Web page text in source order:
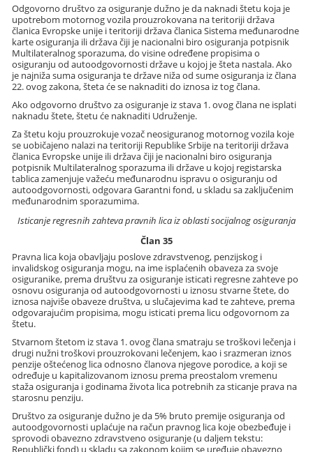
Odgovorno društvo za osiguranje dužno je da naknadi štetu koja je
upotrebom motornog vozila prouzrokovana na teritoriji država
članica Evropske unije i teritoriji država članica Sistema međunarodne
karte osiguranja ili država čiji je nacionalni biro osiguranja potpisnik
Multilateralnog sporazuma, do visine određene propisima o
osiguranju od autoodgovornosti države u kojoj je šteta nastala. Ako
je najniža suma osiguranja te države niža od sume osiguranja iz člana
22. ovog zakona, šteta će se naknaditi do iznosa iz tog člana.
Ako odgovorno društvo za osiguranje iz stava 1. ovog člana ne isplati
naknadu štete, štetu će naknaditi Udruženje.
Za štetu koju prouzrokuje vozač neosiguranog motornog vozila koje
se uobičajeno nalazi na teritoriji Republike Srbije na teritoriji država
članica Evropske unije ili država čiji je nacionalni biro osiguranja
potpisnik Multilateralnog sporazuma ili države u kojoj registarska
tablica zamenjuje važeću međunarodnu ispravu o osiguranju od
autoodgovornosti, odgovara Garantni fond, u skladu sa zaključenim
međunarodnim sporazumima.
Isticanje regresnih zahteva pravnih lica iz oblasti socijalnog osiguranja
Član 35
Pravna lica koja obavljaju poslove zdravstvenog, penzijskog i
invalidskog osiguranja mogu, na ime isplaćenih obaveza za svoje
osiguranike, prema društvu za osiguranje isticati regresne zahteve po
osnovu osiguranja od autoodgovornosti u iznosu stvarne štete, do
iznosa najviše obaveze društva, u slučajevima kad te zahteve, prema
odgovarajućim propisima, mogu isticati prema licu odgovornom za
štetu.
Stvarnom štetom iz stava 1. ovog člana smatraju se troškovi lečenja i
drugi nužni troškovi prouzrokovani lečenjem, kao i srazmeran iznos
penzije oštećenog lica odnosno članova njegove porodice, a koji se
određuje u kapitalizovanom iznosu prema preostalom vremenu
staža osiguranja i godinama života lica potrebnih za sticanje prava na
starosnu penziju.
Društvo za osiguranje dužno je da 5% bruto premije osiguranja od
autoodgovornosti uplaćuje na račun pravnog lica koje obezbeđuje i
sprovodi obavezno zdravstveno osiguranje (u daljem tekstu:
Republički fond) u skladu sa zakonom kojim se uređuje obavezno